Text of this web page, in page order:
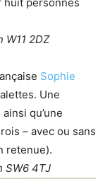
2DZ
Sophie
Une
qu’une
– avec ou sans
retenue).
SW6 4TJ